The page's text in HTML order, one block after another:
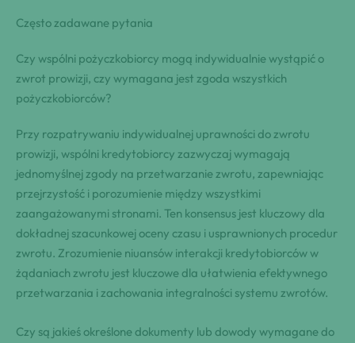
Często zadawane pytania
Czy wspólni pożyczkobiorcy mogą indywidualnie wystąpić o
zwrot prowizji, czy wymagana jest zgoda wszystkich
pożyczkobiorców?
Przy rozpatrywaniu indywidualnej uprawności do zwrotu
prowizji, wspólni kredytobiorcy zazwyczaj wymagają
jednomyślnej zgody na przetwarzanie zwrotu, zapewniając
przejrzystość i porozumienie między wszystkimi
zaangażowanymi stronami. Ten konsensus jest kluczowy dla
dokładnej szacunkowej oceny czasu i usprawnionych procedur
zwrotu. Zrozumienie niuansów interakcji kredytobiorców w
żądaniach zwrotu jest kluczowe dla ułatwienia efektywnego
przetwarzania i zachowania integralności systemu zwrotów.
Czy są jakieś określone dokumenty lub dowody wymagane do